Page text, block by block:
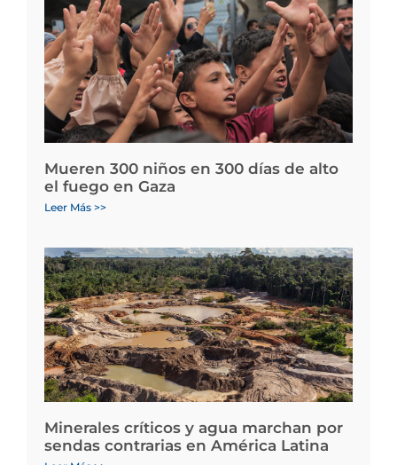
Mueren 300 niños en 300 días de alto
el fuego en Gaza
Leer Más >>
Minerales críticos y agua marchan por
sendas contrarias en América Latina